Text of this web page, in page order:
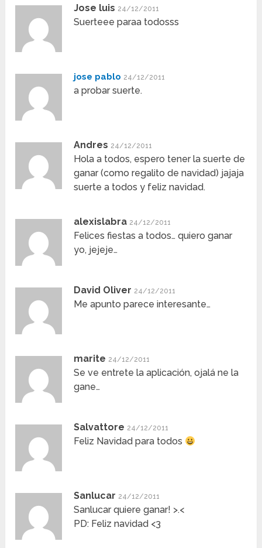
Jose luis 24/12/2011
Suerteee paraa todosss
jose pablo 24/12/2011
a probar suerte.
Andres 24/12/2011
Hola a todos, espero tener la suerte de
ganar (como regalito de navidad) jajaja
suerte a todos y feliz navidad.
alexislabra 24/12/2011
Felices fiestas a todos… quiero ganar
yo, jejeje…
David Oliver 24/12/2011
Me apunto parece interesante…
marite 24/12/2011
Se ve entrete la aplicación, ojalá ne la
gane…
Salvattore 24/12/2011
Feliz Navidad para todos
Sanlucar 24/12/2011
Sanlucar quiere ganar! >.<
PD: Feliz navidad <3